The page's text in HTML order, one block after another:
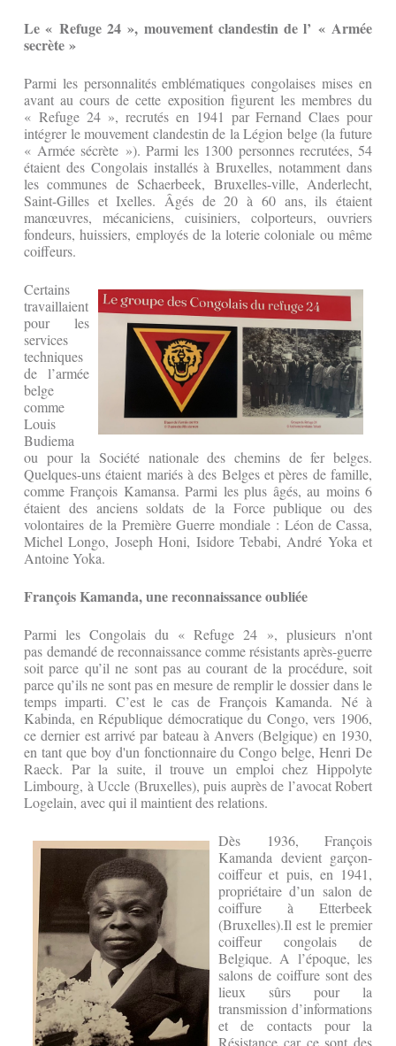
Le « Refuge 24 », mouvement clandestin de l’ « Armée
secrète »
Parmi les personnalités emblématiques congolaises mises en
avant au cours de cette exposition figurent les membres du
« Refuge 24 », recrutés en 1941 par Fernand Claes pour
intégrer le mouvement clandestin de la Légion belge (la future
« Armée sécrète »). Parmi les 1300 personnes recrutées, 54
étaient des Congolais installés à Bruxelles, notamment dans
les communes de Schaerbeek, Bruxelles-ville, Anderlecht,
Saint-Gilles et Ixelles. Âgés de 20 à 60 ans, ils étaient
manœuvres, mécaniciens, cuisiniers, colporteurs, ouvriers
fondeurs, huissiers, employés de la loterie coloniale ou même
coiffeurs.
Certains
travaillaient
pour les
services
techniques
de l’armée
belge
comme
Louis
Budiema
ou pour la Société nationale des chemins de fer belges.
Quelques-uns étaient mariés à des Belges et pères de famille,
comme François Kamansa. Parmi les plus âgés, au moins 6
étaient des anciens soldats de la Force publique ou des
volontaires de la Première Guerre mondiale : Léon de Cassa,
Michel Longo, Joseph Honi, Isidore Tebabi, André Yoka et
Antoine Yoka.
François Kamanda, une reconnaissance oubliée
Parmi les Congolais du « Refuge 24 », plusieurs n'ont
pas demandé de reconnaissance comme résistants après-guerre
soit parce qu’il ne sont pas au courant de la procédure, soit
parce qu’ils ne sont pas en mesure de remplir le dossier dans le
temps imparti. C’est le cas de François Kamanda. Né à
Kabinda, en République démocratique du Congo, vers 1906,
ce dernier est arrivé par bateau à Anvers (Belgique) en 1930,
en tant que boy d'un fonctionnaire du Congo belge, Henri De
Raeck. Par la suite, il trouve un emploi chez Hippolyte
Limbourg, à Uccle (Bruxelles), puis auprès de l’avocat Robert
Logelain, avec qui il maintient des relations.
Dès 1936, François
Kamanda devient garçon-
coiffeur et puis, en 1941,
propriétaire d’un salon de
coiffure à Etterbeek
(Bruxelles).Il est le premier
coiffeur congolais de
Belgique. A l’époque, les
salons de coiffure sont des
lieux sûrs pour la
transmission d’informations
et de contacts pour la
Résistance car ce sont des